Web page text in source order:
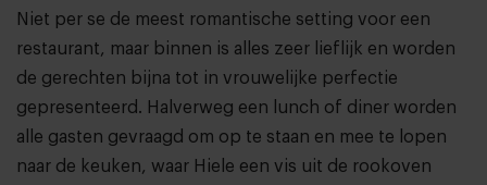
Niet per se de meest romantische setting voor een
restaurant, maar binnen is alles zeer lieflijk en worden
de gerechten bijna tot in vrouwelijke perfectie
gepresenteerd. Halverweg een lunch of diner worden
alle gasten gevraagd om op te staan en mee te lopen
naar de keuken, waar Hiele een vis uit de rookoven